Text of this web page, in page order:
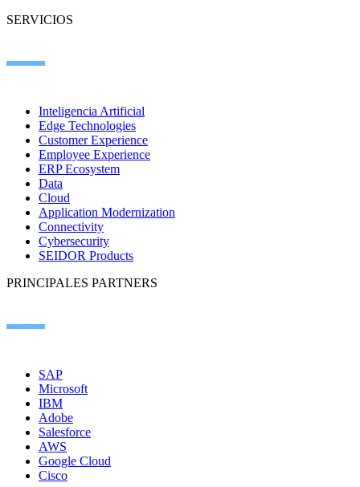
SERVICIOS
Inteligencia Artificial
Edge Technologies
Customer Experience
Employee Experience
ERP Ecosystem
Data
Cloud
Application Modernization
Connectivity
Cybersecurity
SEIDOR Products
PRINCIPALES PARTNERS
SAP
Microsoft
IBM
Adobe
Salesforce
AWS
Google Cloud
Cisco